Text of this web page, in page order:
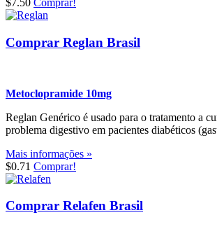
$7.50 Comprar!
Comprar Reglan Brasil
Metoclopramide 10mg
Reglan Genérico é usado para o tratamento a
problema digestivo em pacientes diabéticos
Mais informações »
$0.71 Comprar!
Comprar Relafen Brasil